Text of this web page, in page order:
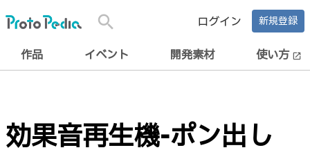
search ログイン 新規登録
作品 イベント 開発素材 使い方 open_in_new
効果音再生機-ポン出し